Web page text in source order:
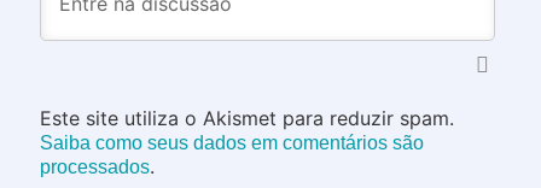
Este site utiliza o Akismet para reduzir spam.
Saiba como seus dados em comentários são
processados.